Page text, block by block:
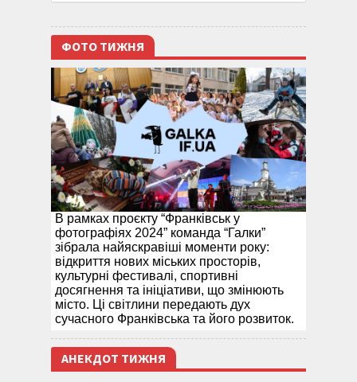
ФОТО ТИЖНЯ
В рамках проєкту “Франківськ у
фотографіях 2024” команда “Галки”
зібрала найяскравіші моменти року:
відкриття нових міських просторів,
культурні фестивалі, спортивні
досягнення та ініціативи, що змінюють
місто. Ці світлини передають дух
сучасного Франківська та його розвиток.
АНЕКДОТ ТИЖНЯ